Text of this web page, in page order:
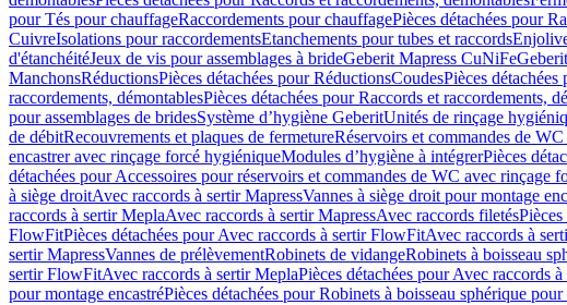
pour Tés pour chauffageRaccordements pour chauffagePièces détachées pour
CuivreIsolations pour raccordementsEtanchements pour tubes et raccords
d'étanchéitéJeux de vis pour assemblages à brideGeberit Mapress CuNiFe
ManchonsRéductionsPièces détachées pour RéductionsCoudesPièces détachées
raccordements, démontablesPièces détachées pour Raccords et raccordements,
pour assemblages de bridesSystème d’hygiène GeberitUnités de rinçage
de débitRecouvrements et plaques de fermetureRéservoirs et commandes de
encastrer avec rinçage forcé hygiéniqueModules d’hygiène à intégrerPièces
détachées pour Accessoires pour réservoirs et commandes de WC avec rinçage
à siège droitAvec raccords à sertir MapressVannes à siège droit pour montage
raccords à sertir MeplaAvec raccords à sertir MapressAvec raccords filetés
FlowFitPièces détachées pour Avec raccords à sertir FlowFitAvec raccords à
sertir MapressVannes de prélèvementRobinets de vidangeRobinets à boisseau
sertir FlowFitAvec raccords à sertir MeplaPièces détachées pour Avec raccords
pour montage encastréPièces détachées pour Robinets à boisseau sphérique